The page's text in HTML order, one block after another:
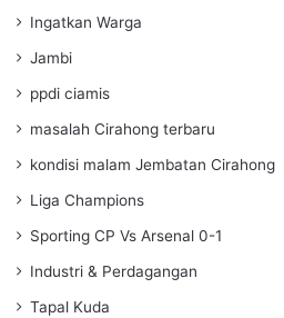
Ingatkan Warga
Jambi
ppdi ciamis
masalah Cirahong terbaru
kondisi malam Jembatan Cirahong
Liga Champions
Sporting CP Vs Arsenal 0-1
Industri & Perdagangan
Tapal Kuda